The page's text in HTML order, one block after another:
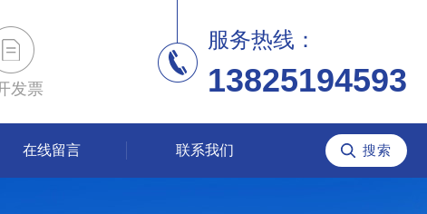
发票
服务热线：
13825194593
在线留言 联系我们